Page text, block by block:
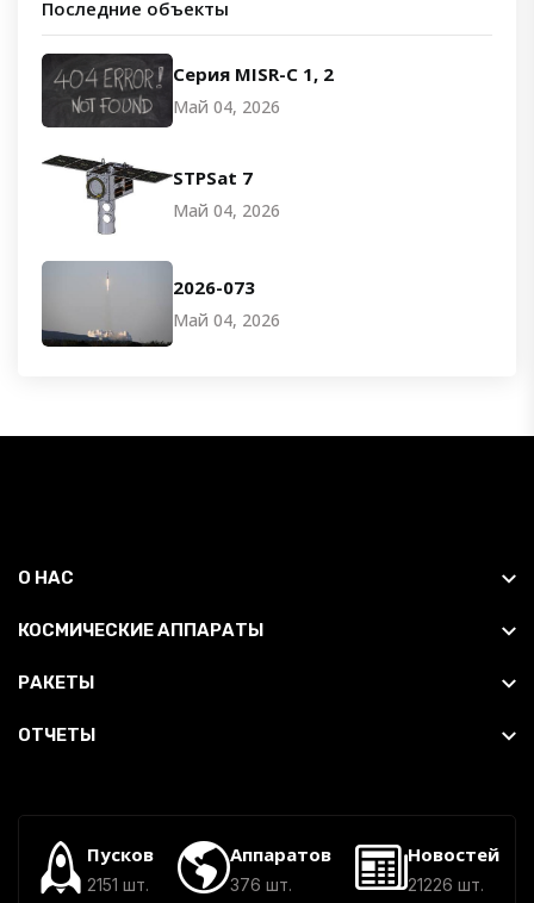
Последние объекты
Серия MISR-C 1, 2
Май 04, 2026
STPSat 7
Май 04, 2026
2026-073
Май 04, 2026
О НАС
КОСМИЧЕСКИЕ АППАРАТЫ
РАКЕТЫ
ОТЧЕТЫ
Пусков
2151 шт.
Аппаратов
376 шт.
Новостей
21226 шт.